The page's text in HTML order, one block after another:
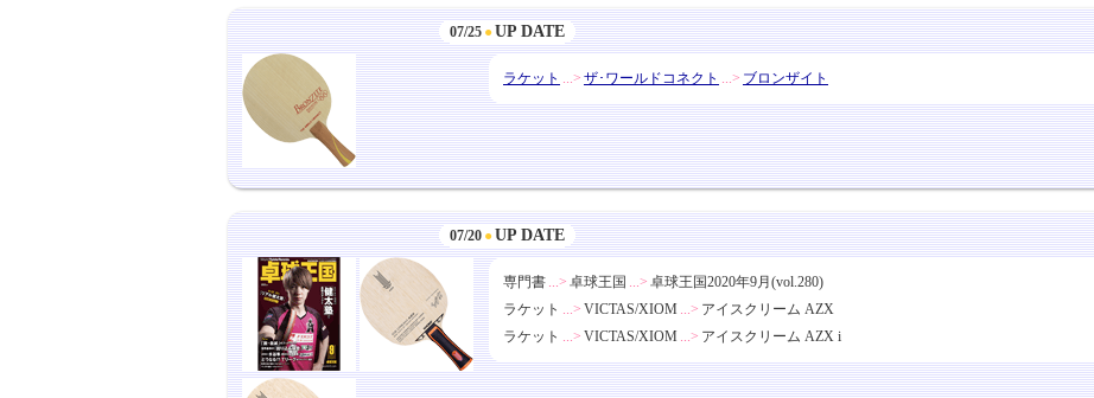
●
07/25 UP DATE
ラケット ...> ザ･ワールドコネクト ...> ブロンザイト
●
07/20 UP DATE
専門書 ...> 卓球王国 ...> 卓球王国2020年9月(vol.280)
ラケット ...> VICTAS/XIOM ...> アイスクリーム AZX
ラケット ...> VICTAS/XIOM ...> アイスクリーム AZX i